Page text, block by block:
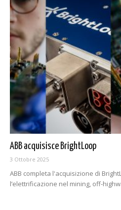
ABB acquisisce BrightLoop
3 Ottobre 2025
ABB completa l'acquisizione di
l’elettrificazione nel mining, off-